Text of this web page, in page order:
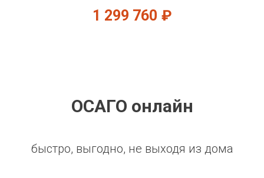
1 299 760 ₽
ОСАГО онлайн
быстро, выгодно, не выходя из дома